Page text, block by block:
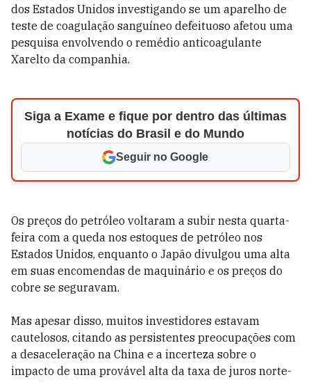
dos Estados Unidos investigando se um aparelho de
teste de coagulação sanguíneo defeituoso afetou uma
pesquisa envolvendo o remédio anticoagulante
Xarelto da companhia.
Siga a Exame e fique por dentro das últimas
notícias do Brasil e do Mundo
Seguir no Google
Os preços do petróleo voltaram a subir nesta quarta-
feira com a queda nos estoques de petróleo nos
Estados Unidos, enquanto o Japão divulgou uma alta
em suas encomendas de maquinário e os preços do
cobre se seguravam.
Mas apesar disso, muitos investidores estavam
cautelosos, citando as persistentes preocupações com
a desaceleração na China e a incerteza sobre o
impacto de uma provável alta da taxa de juros norte-